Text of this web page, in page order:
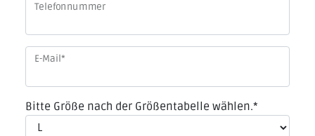
Telefonnummer
E-Mail*
Bitte Größe nach der Größentabelle wählen.*